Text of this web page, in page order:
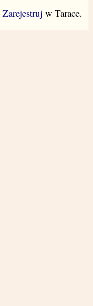
Zarejestruj w Tarace.